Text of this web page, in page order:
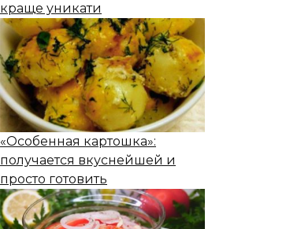
краще уникати
«Особенная картошка»:
получается вкуснейшей и
просто готовить